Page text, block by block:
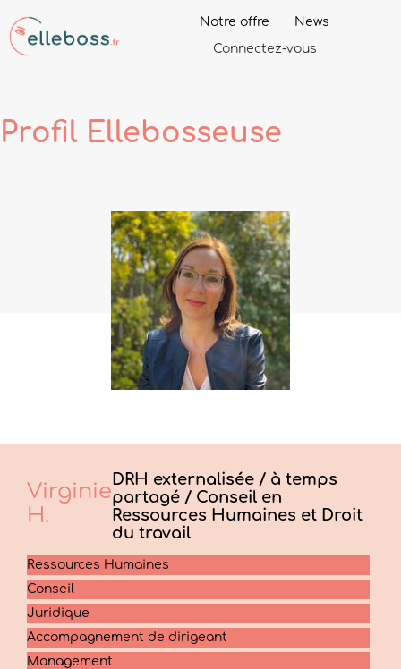
Notre offre
News
Connectez-vous
Profil Ellebosseuse
Virginie
H.
DRH externalisée / à temps
partagé / Conseil en
Ressources Humaines et Droit
du travail
Ressources Humaines
Conseil
Juridique
Accompagnement de dirigeant
Management